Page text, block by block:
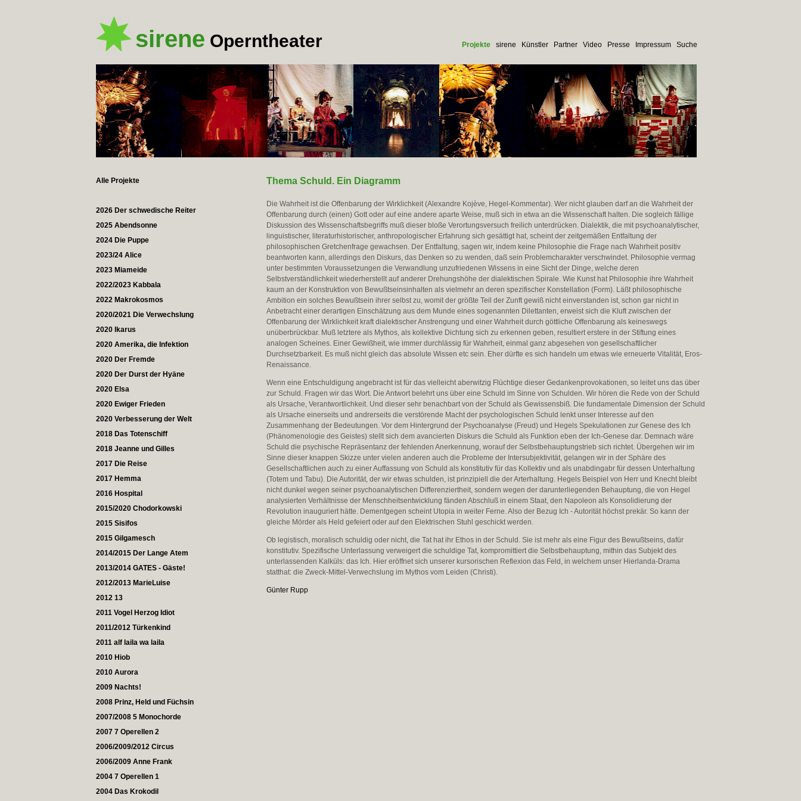
sirene Operntheater Projekte sirene Künstler Partner Video Presse Impressum Suche
Alle Projekte
2026 Der schwedische Reiter
2025 Abendsonne
2024 Die Puppe
2023/24 Alice
2023 Miameide
2022/2023 Kabbala
2022 Makrokosmos
2020/2021 Die Verwechslung
2020 Ikarus
2020 Amerika, die Infektion
2020 Der Fremde
2020 Der Durst der Hyäne
2020 Elsa
2020 Ewiger Frieden
2020 Verbesserung der Welt
2018 Das Totenschiff
2018 Jeanne und Gilles
2017 Die Reise
2017 Hemma
2016 Hospital
2015/2020 Chodorkowski
2015 Sisifos
2015 Gilgamesch
2014/2015 Der Lange Atem
2013/2014 GATES - Gäste!
2012/2013 MarieLuise
2012 13
2011 Vogel Herzog Idiot
2011/2012 Türkenkind
2011 alf laila wa laila
2010 Hiob
2010 Aurora
2009 Nachts!
2008 Prinz, Held und Füchsin
2007/2008 5 Monochorde
2007 7 Operellen 2
2006/2009/2012 Circus
2006/2009 Anne Frank
2004 7 Operellen 1
2004 Das Krokodil
Thema Schuld. Ein Diagramm
Die Wahrheit ist die Offenbarung der Wirklichkeit (Alexandre Kojève, Hegel-Kommentar). Wer nicht glauben darf an die Wahrheit der
Offenbarung durch (einen) Gott oder auf eine andere aparte Weise, muß sich in etwa an die Wissenschaft halten. Die sogleich fällige
Diskussion des Wissenschaftsbegriffs muß dieser bloße Verortungsversuch freilich unterdrücken. Dialektik, die mit psychoanalytischer,
linguistischer, literaturhistorischer, anthropologischer Erfahrung sich gesättigt hat, scheint der zeitgemäßen Entfaltung der
philosophischen Gretchenfrage gewachsen. Der Entfaltung, sagen wir, indem keine Philosophie die Frage nach Wahrheit positiv
beantworten kann, allerdings den Diskurs, das Denken so zu wenden, daß sein Problemcharakter verschwindet. Philosophie vermag
unter bestimmten Voraussetzungen die Verwandlung unzufriedenen Wissens in eine Sicht der Dinge, welche deren
Selbstverständlichkeit wiederherstellt auf anderer Drehungshöhe der dialektischen Spirale. Wie Kunst hat Philosophie ihre Wahrheit
kaum an der Konstruktion von Bewußtseinsinhalten als vielmehr an deren spezifischer Konstellation (Form). Läßt philosophische
Ambition ein solches Bewußtsein ihrer selbst zu, womit der größte Teil der Zunft gewiß nicht einverstanden ist, schon gar nicht in
Anbetracht einer derartigen Einschätzung aus dem Munde eines sogenannten Dilettanten, erweist sich die Kluft zwischen der
Offenbarung der Wirklichkeit kraft dialektischer Anstrengung und einer Wahrheit durch göttliche Offenbarung als keineswegs
unüberbrückbar. Muß letztere als Mythos, als kollektive Dichtung sich zu erkennen geben, resultiert erstere in der Stiftung eines
analogen Scheines. Einer Gewißheit, wie immer durchlässig für Wahrheit, einmal ganz abgesehen von gesellschaftlicher
Durchsetzbarkeit. Es muß nicht gleich das absolute Wissen etc sein. Eher dürfte es sich handeln um etwas wie erneuerte Vitalität, Eros-
Renaissance.
Wenn eine Entschuldigung angebracht ist für das vielleicht aberwitzig Flüchtige dieser Gedankenprovokationen, so leitet uns das über
zur Schuld. Fragen wir das Wort. Die Antwort belehrt uns über eine Schuld im Sinne von Schulden. Wir hören die Rede von der Schuld
als Ursache, Verantwortlichkeit. Und dieser sehr benachbart von der Schuld als Gewissensbiß. Die fundamentale Dimension der Schuld
als Ursache einerseits und andrerseits die verstörende Macht der psychologischen Schuld lenkt unser Interesse auf den
Zusammenhang der Bedeutungen. Vor dem Hintergrund der Psychoanalyse (Freud) und Hegels Spekulationen zur Genese des Ich
(Phänomenologie des Geistes) stellt sich dem avancierten Diskurs die Schuld als Funktion eben der Ich-Genese dar. Demnach wäre
Schuld die psychische Repräsentanz der fehlenden Anerkennung, worauf der Selbstbehauptungstrieb sich richtet. Übergehen wir im
Sinne dieser knappen Skizze unter vielen anderen auch die Probleme der Intersubjektivität, gelangen wir in der Sphäre des
Gesellschaftlichen auch zu einer Auffassung von Schuld als konstitutiv für das Kollektiv und als unabdingabr für dessen Unterhaltung
(Totem und Tabu). Die Autorität, der wir etwas schulden, ist prinzipiell die der Arterhaltung. Hegels Beispiel von Herr und Knecht bleibt
nicht dunkel wegen seiner psychoanalytischen Differenziertheit, sondern wegen der darunterliegenden Behauptung, die von Hegel
analysierten Verhältnisse der Menschheitsentwicklung fänden Abschluß in einem Staat, den Napoleon als Konsolidierung der
Revolution inauguriert hätte. Dementgegen scheint Utopia in weiter Ferne. Also der Bezug Ich - Autorität höchst prekär. So kann der
gleiche Mörder als Held gefeiert oder auf den Elektrischen Stuhl geschickt werden.
Ob legistisch, moralisch schuldig oder nicht, die Tat hat ihr Ethos in der Schuld. Sie ist mehr als eine Figur des Bewußtseins, dafür
konstitutiv. Spezifische Unterlassung verweigert die schuldige Tat, kompromittiert die Selbstbehauptung, mithin das Subjekt des
unterlassenden Kalküls: das Ich. Hier eröffnet sich unserer kursorischen Reflexion das Feld, in welchem unser Hierlanda-Drama
statthat: die Zweck-Mittel-Verwechslung im Mythos vom Leiden (Christi).
Günter Rupp